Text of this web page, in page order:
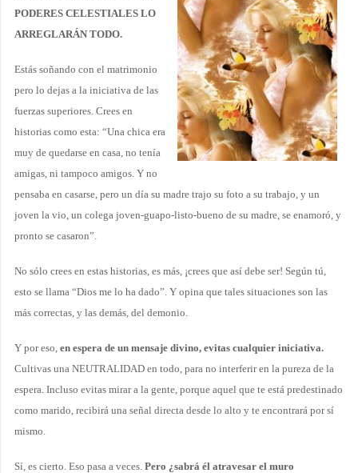
PODERES CELESTIALES LO
ARREGLARÁN TODO.
Estás soñando con el matrimonio
pero lo dejas a la iniciativa de las
fuerzas superiores. Crees en
historias como esta: “Una chica era
muy de quedarse en casa, no tenía
amigas, ni tampoco amigos. Y no
pensaba en casarse, pero un día su madre trajo su foto a su trabajo, y un
joven la vio, un colega joven-guapo-listo-bueno de su madre, se enamoró, y
pronto se casaron”.
No sólo crees en estas historias, es más, ¡crees que así debe ser! Según tú,
esto se llama “Dios me lo ha dado”. Y opina que tales situaciones son las
más correctas, y las demás, del demonio.
Y por eso, en espera de un mensaje divino, evitas cualquier iniciativa.
Cultivas una NEUTRALIDAD en todo, para no interferir en la pureza de la
espera. Incluso evitas mirar a la gente, porque aquel que te está predestinado
como marido, recibirá una señal directa desde lo alto y te encontrará por sí
mismo.
Sí, es cierto. Eso pasa a veces. Pero ¿sabrá él atravesar el muro